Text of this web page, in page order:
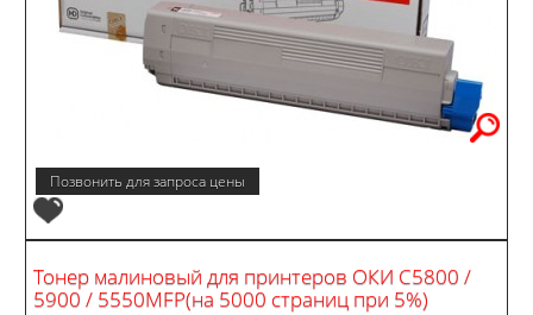
Позвонить для запроса цены
Тонер малиновый для принтеров ОКИ С5800 /
5900 / 5550MFP(на 5000 страниц при 5%)